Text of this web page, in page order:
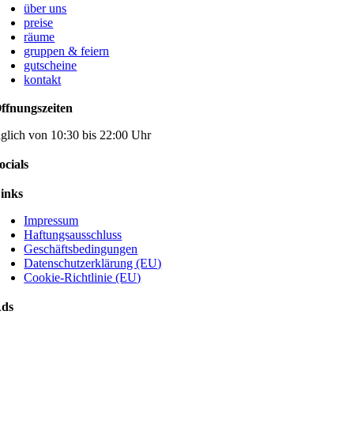
über uns
preise
räume
gruppen & feiern
gutscheine
kontakt
von 10:30 bis 22:00 Uhr
Impressum
Haftungsausschluss
Geschäftsbedingungen
Datenschutzerklärung (EU)
Cookie-Richtlinie (EU)